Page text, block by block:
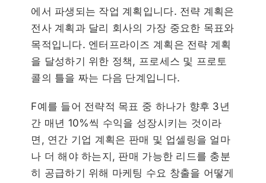
에서 파생되는 작업 계획입니다. 전략 계획은
전사 계획과 달리 회사의 가장 중요한 목표와
목적입니다. 엔터프라이즈 계획은 전략 계획
을 달성하기 위한 정책, 프로세스 및 프로토
콜의 틀을 짜는 다음 단계입니다.
F예를 들어 전략적 목표 중 하나가 향후 3년
간 매년 10%씩 수익을 성장시키는 것이라
면, 연간 기업 계획은 판매 및 업셀링을 얼마
나 더 해야 하는지, 판매 가능한 리드를 충분
히 공급하기 위해 마케팅 수요 창출을 어떻게